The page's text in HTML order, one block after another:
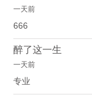
一天前
666
醉了这一生
一天前
专业